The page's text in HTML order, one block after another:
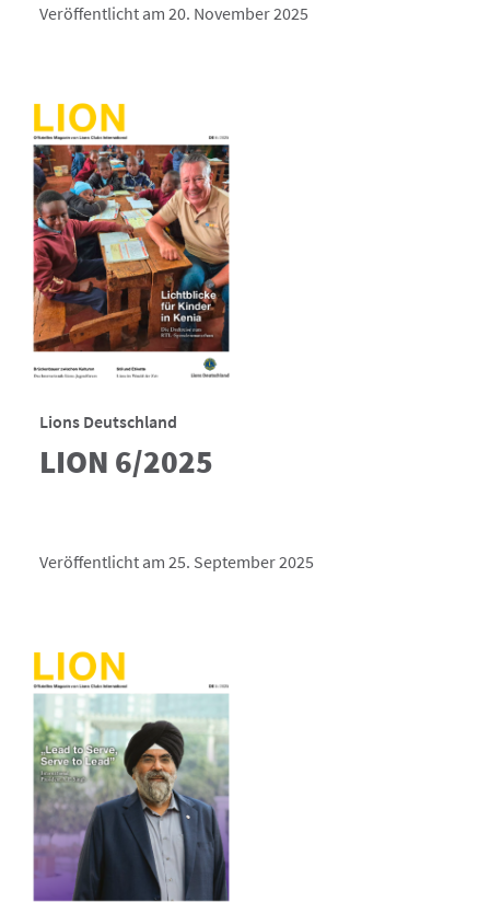
Veröffentlicht am 20. November 2025
Lions Deutschland
LION 6/2025
Veröffentlicht am 25. September 2025